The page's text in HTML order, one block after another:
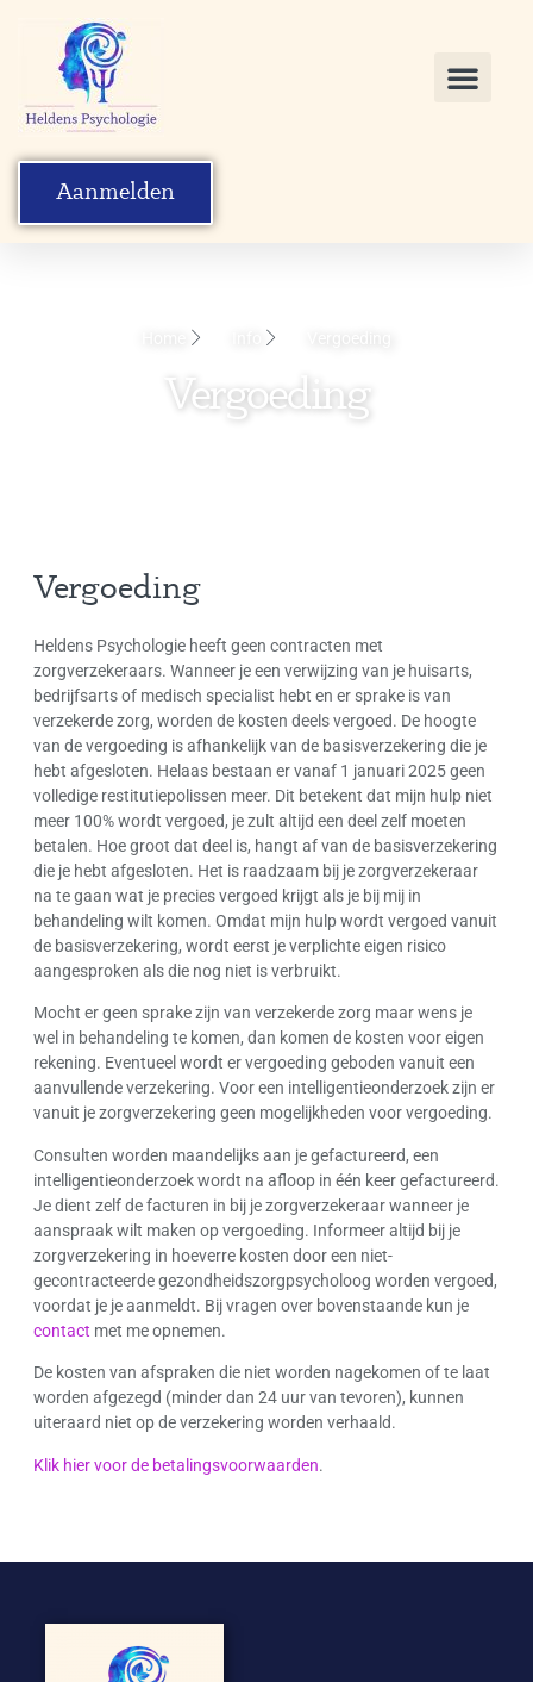
Aanmelden
Vergoeding
Vergoeding
Heldens Psychologie heeft geen contracten met
zorgverzekeraars. Wanneer je een verwijzing van je huisarts,
bedrijfsarts of medisch specialist hebt en er sprake is van
verzekerde zorg, worden de kosten deels vergoed. De hoogte
van de vergoeding is afhankelijk van de basisverzekering die je
hebt afgesloten. Helaas bestaan er vanaf 1 januari 2025 geen
volledige restitutiepolissen meer. Dit betekent dat mijn hulp niet
meer 100% wordt vergoed, je zult altijd een deel zelf moeten
betalen. Hoe groot dat deel is, hangt af van de basisverzekering
die je hebt afgesloten. Het is raadzaam bij je zorgverzekeraar
na te gaan wat je precies vergoed krijgt als je bij mij in
behandeling wilt komen. Omdat mijn hulp wordt vergoed vanuit
de basisverzekering, wordt eerst je verplichte eigen risico
aangesproken als die nog niet is verbruikt.
Mocht er geen sprake zijn van verzekerde zorg maar wens je
wel in behandeling te komen, dan komen de kosten voor eigen
rekening. Eventueel wordt er vergoeding geboden vanuit een
aanvullende verzekering. Voor een intelligentieonderzoek zijn er
vanuit je zorgverzekering geen mogelijkheden voor vergoeding.
Consulten worden maandelijks aan je gefactureerd, een
intelligentieonderzoek wordt na afloop in één keer gefactureerd.
Je dient zelf de facturen in bij je zorgverzekeraar wanneer je
aanspraak wilt maken op vergoeding. Informeer altijd bij je
zorgverzekering in hoeverre kosten door een niet-
gecontracteerde gezondheidszorgpsycholoog worden vergoed,
voordat je je aanmeldt. Bij vragen over bovenstaande kun je
contact met me opnemen.
De kosten van afspraken die niet worden nagekomen of te laat
worden afgezegd (minder dan 24 uur van tevoren), kunnen
uiteraard niet op de verzekering worden verhaald.
Klik hier voor de betalingsvoorwaarden.